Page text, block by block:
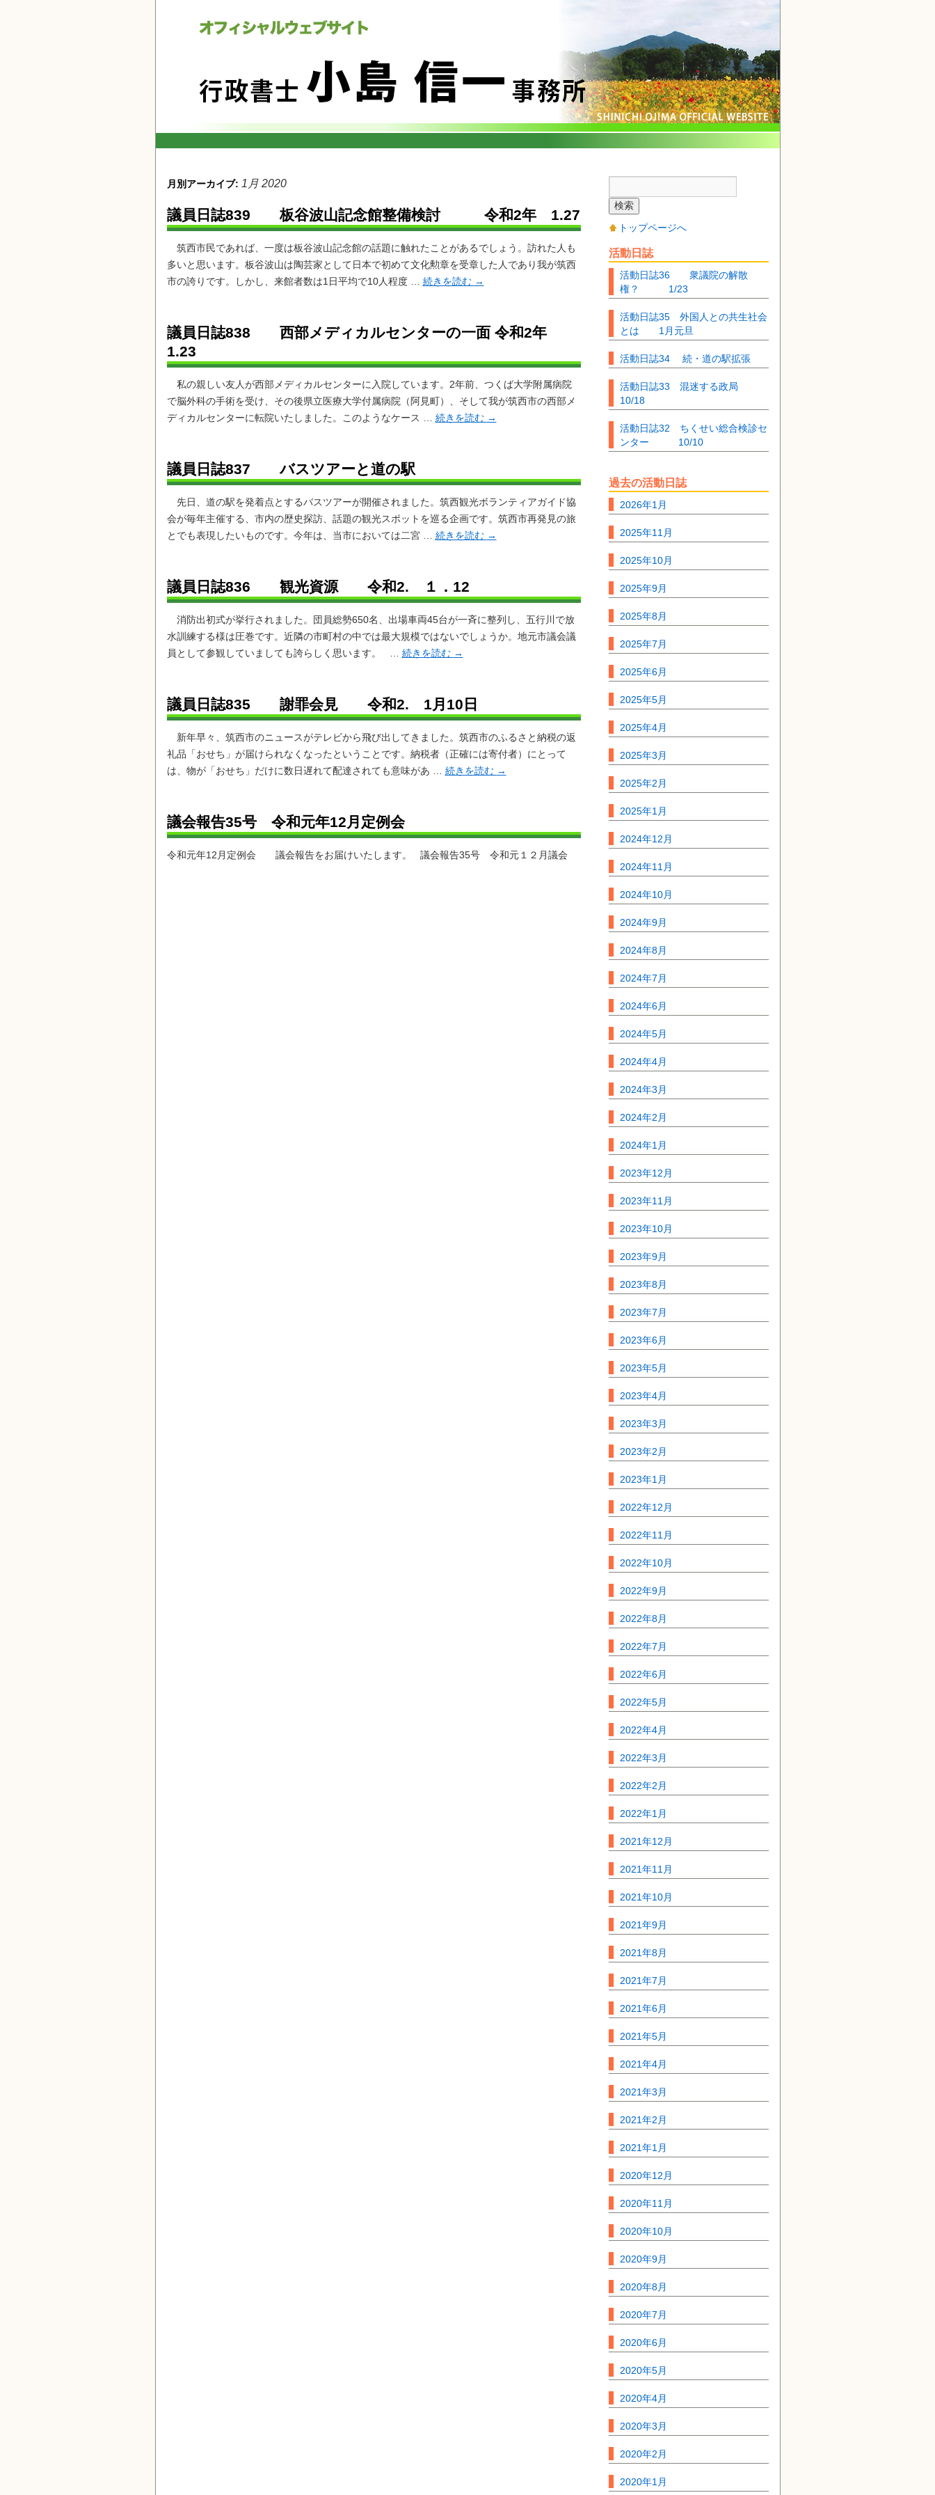
月別アーカイブ: 1月 2020
議員日誌839 板谷波山記念館整備検討 令和2年 1.27
筑西市民であれば、一度は板谷波山記念館の話題に触れたことがあるでしょう。訪れた人も
多いと思います。板谷波山は陶芸家として日本で初めて文化勲章を受章した人であり我が筑西
市の誇りです。しかし、来館者数は1日平均で10人程度 … 続きを読む →
議員日誌838 西部メディカルセンターの一面 令和2年
1.23
私の親しい友人が西部メディカルセンターに入院しています。2年前、つくば大学附属病院
で脳外科の手術を受け、その後県立医療大学付属病院（阿見町）、そして我が筑西市の西部メ
ディカルセンターに転院いたしました。このようなケース … 続きを読む →
議員日誌837 バスツアーと道の駅
先日、道の駅を発着点とするバスツアーが開催されました。筑西観光ボランティアガイド協
会が毎年主催する、市内の歴史探訪、話題の観光スポットを巡る企画です。筑西市再発見の旅
とでも表現したいものです。今年は、当市においては二宮 … 続きを読む →
議員日誌836 観光資源 令和2. １．12
消防出初式が挙行されました。団員総勢650名、出場車両45台が一斉に整列し、五行川で放
水訓練する様は圧巻です。近隣の市町村の中では最大規模ではないでしょうか。地元市議会議
員として参観していましても誇らしく思います。 … 続きを読む →
議員日誌835 謝罪会見 令和2. 1月10日
新年早々、筑西市のニュースがテレビから飛び出してきました。筑西市のふるさと納税の返
礼品「おせち」が届けられなくなったということです。納税者（正確には寄付者）にとって
は、物が「おせち」だけに数日遅れて配達されても意味があ … 続きを読む →
議会報告35号 令和元年12月定例会
令和元年12月定例会 議会報告をお届けいたします。 議会報告35号 令和元１２月議会
トップページへ
活動日誌
活動日誌36 衆議院の解散
権？ 1/23
活動日誌35 外国人との共生社会
とは 1月元旦
活動日誌34 続・道の駅拡張
活動日誌33 混迷する政局
10/18
活動日誌32 ちくせい総合検診セ
ンター 10/10
過去の活動日誌
2026年1月
2025年11月
2025年10月
2025年9月
2025年8月
2025年7月
2025年6月
2025年5月
2025年4月
2025年3月
2025年2月
2025年1月
2024年12月
2024年11月
2024年10月
2024年9月
2024年8月
2024年7月
2024年6月
2024年5月
2024年4月
2024年3月
2024年2月
2024年1月
2023年12月
2023年11月
2023年10月
2023年9月
2023年8月
2023年7月
2023年6月
2023年5月
2023年4月
2023年3月
2023年2月
2023年1月
2022年12月
2022年11月
2022年10月
2022年9月
2022年8月
2022年7月
2022年6月
2022年5月
2022年4月
2022年3月
2022年2月
2022年1月
2021年12月
2021年11月
2021年10月
2021年9月
2021年8月
2021年7月
2021年6月
2021年5月
2021年4月
2021年3月
2021年2月
2021年1月
2020年12月
2020年11月
2020年10月
2020年9月
2020年8月
2020年7月
2020年6月
2020年5月
2020年4月
2020年3月
2020年2月
2020年1月